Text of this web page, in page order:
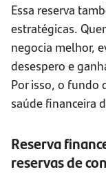
Essa reserva
estratégicas.
negocia melhor,
desespero e
Por isso, o fundo
saúde financeira
Reserva
reservas de